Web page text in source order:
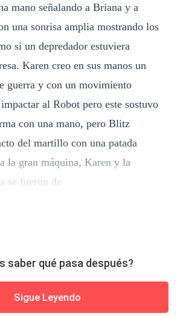
mano señalando a Briana y a
una sonrisa amplia mostrando los
si un depredador estuviera
Karen creo en sus manos un
guerra y con un movimiento
al Robot pero este sostuvo
con una mano, pero Blitz
del martillo con una patada
la gran máquina, Karen y la
se fueron de
saber qué pasa después?
Sigue Leyendo